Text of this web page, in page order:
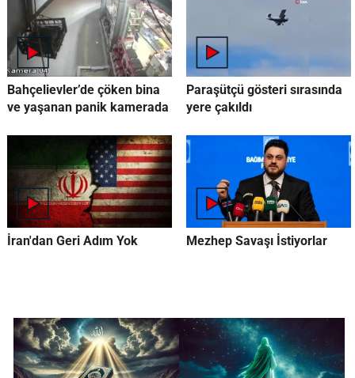
Bahçelievler’de çöken bina
ve yaşanan panik kamerada
Paraşütçü gösteri sırasında
yere çakıldı
İran'dan Geri Adım Yok Mezhep Savaşı İstiyorlar